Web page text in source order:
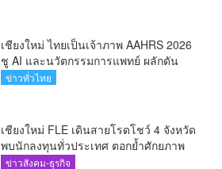
เชียงใหม่ ไทยเป็นเจ้าภาพ AAHRS 2026
ชู AI และนวัตกรรมการแพทย์ ผลักดัน
Medical Hub และศูนย์กลางปลูกผมแห่ง
ข่าวทั่วไทย
เชียงใหม่ FLE เดินสายโรดโชว์ 4 จังหวัด
พบนักลงทุนทั่วประเทศ ตอกย้ำศักยภาพ
ผู้นำธุรกิจระบบน้ำครบวงจร(คลิป)
ข่าวสังคม-ธุรกิจ